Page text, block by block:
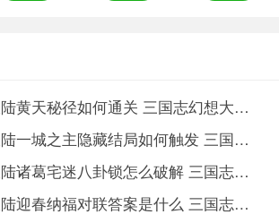
三国志幻想大陆黄天秘径如何通关 三国志幻想大陆黄天秘径通关技巧
三国志幻想大陆一城之主隐藏结局如何触发 三国志幻想大陆一城之主隐藏结局触发方法
三国志幻想大陆诸葛宅迷八卦锁怎么破解 三国志幻想大陆诸葛宅迷八卦锁破解方法
三国志幻想大陆迎春纳福对联答案是什么 三国志幻想大陆迎春纳福对联答案一览